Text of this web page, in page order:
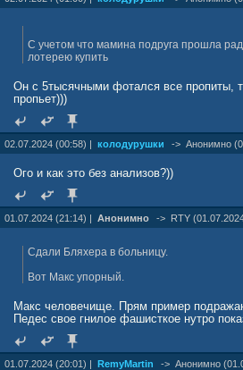
С учетом что мамина подруга прошла
лотерею купить
Он с 5тысячными фотался все пропиты,
пропьет)))
02.07.2024 (00:58) | колодурушки -> Анонимно
Ого и как это без анализов?))
01.07.2024 (21:14) | Анонимно -> RTY
Сдали Бляхера в больницу.
Вот Макс упорный.
Макс человечище. Прям пример
Педес свое гнилое фашисткое нутро
01.07.2024 (20:01) | RemyMartin -> Анонимно